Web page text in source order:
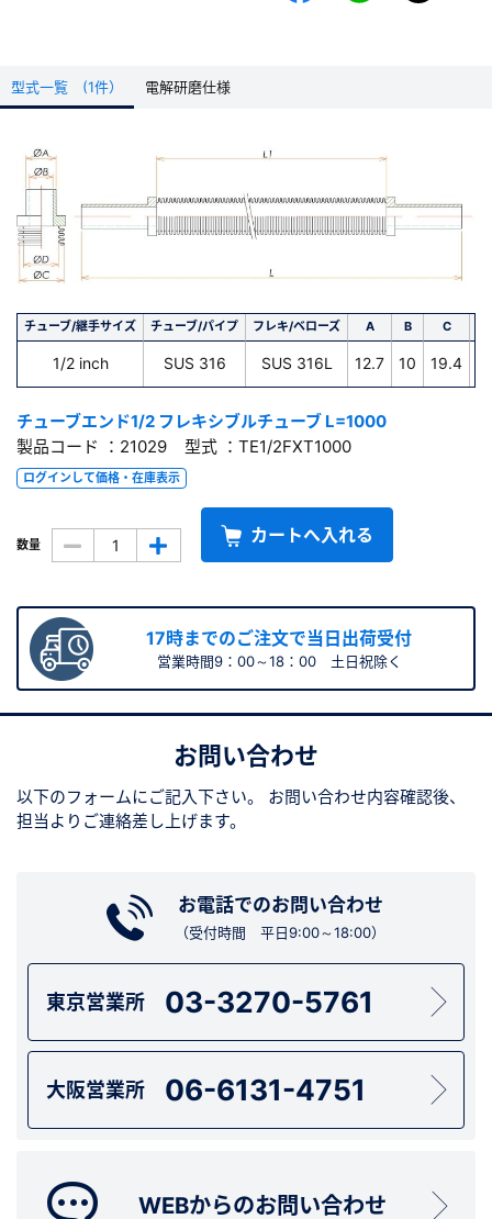
型式一覧 (1件） 電解研磨仕様
チューブ/継手サイズ チューブ/パイプ フレキ/ベローズ A B C
1/2 inch SUS 316 SUS 316L 12.7 10 19.4
チューブエンド1/2 フレキシブルチューブ L=1000
製品コード ：21029 型式 ：TE1/2FXT1000
ログインして価格・在庫表示
数量 カートへ入れる
17時までのご注文で当日出荷受付
営業時間9：00～18：00 土日祝除く
お問い合わせ
以下のフォームにご記入下さい。
お問い合わせ内容確認後、
担当よりご連絡差し上げます。
お電話でのお問い合わせ
（受付時間 平日9:00～18:00）
東京営業所 03-3270-5761
大阪営業所 06-6131-4751
WEBからのお問い合わせ